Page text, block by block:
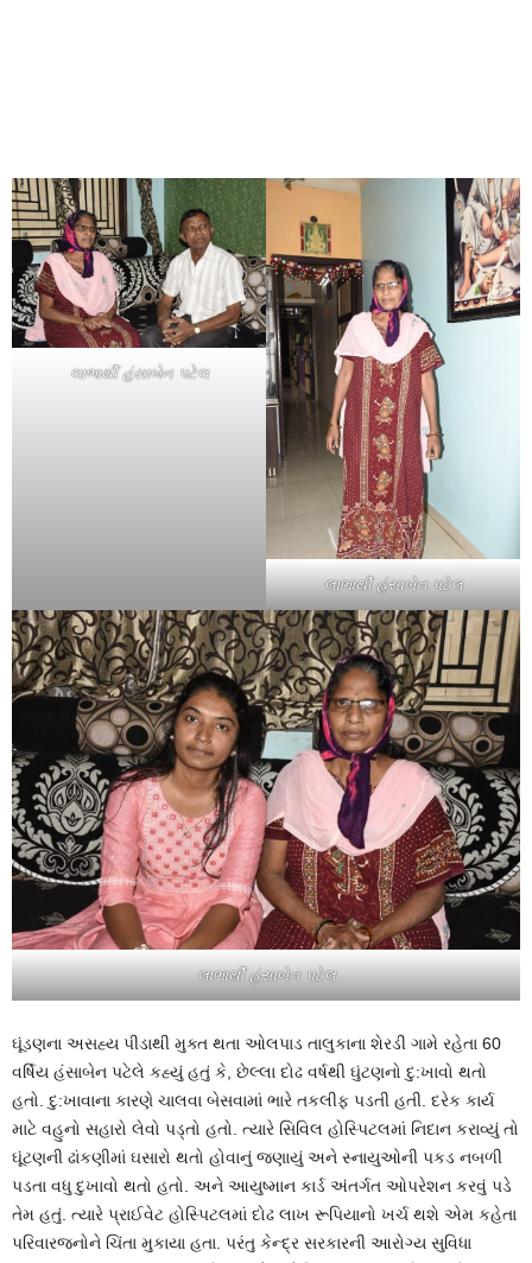
લાભાર્થી હંસાબેન પટેલ
લાભાર્થી હંસાબેન પટેલ
લાભાર્થી હંસાબેન પટેલ
ઘૂંડણના અસહ્ય પીડાથી મુક્ત થતા ઓલપાડ તાલુકાના શેરડી ગામે રહેતા 60
વર્ષિય હંસાબેન પટેલે કહ્યું હતું કે, છેલ્લા દોઢ વર્ષથી ઘુંટણનો દુ:ખાવો થતો
હતો. દુ:ખાવાના કારણે ચાલવા બેસવામાં ભારે તકલીફ પડતી હતી. દરેક કાર્ય
માટે વહુનો સહારો લેવો પડ્તો હતો. ત્યારે સિવિલ હોસ્પિટલમાં નિદાન કરાવ્યું તો
ઘૂંટણની ઢાંકણીમાં ઘસારો થતો હોવાનું જણાયું અને સ્નાયુઓની પકડ નબળી
પડતા વધુ દુખાવો થતો હતો. અને આયુષ્માન કાર્ડ અંતર્ગત ઓપરેશન કરવું પડે
તેમ હતું. ત્યારે પ્રાઈવેટ હોસ્પિટલમાં દોઢ લાખ રૂપિયાનો ખર્ચ થશે એમ કહેતા
પરિવારજનોને ચિંતા મુકાયા હતા. પરંતુ કેન્દ્ર સરકારની આરોગ્ય સુવિધા